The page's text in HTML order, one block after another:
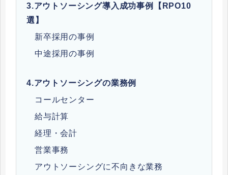
3.アウトソーシング導入成功事例【RPO10
選】
新卒採用の事例
中途採用の事例
4.アウトソーシングの業務例
コールセンター
給与計算
経理・会計
営業事務
アウトソーシングに不向きな業務